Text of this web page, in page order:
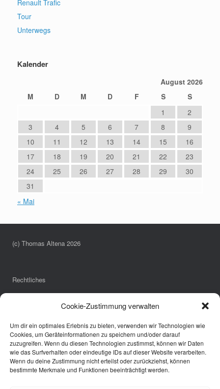
Cookie-Zustimmung verwalten
Um dir ein optimales Erlebnis zu bieten, verwenden wir Technologien wie
Cookies, um Geräteinformationen zu speichern und/oder darauf
zuzugreifen. Wenn du diesen Technologien zustimmst, können wir Daten
wie das Surfverhalten oder eindeutige IDs auf dieser Website verarbeiten.
Wenn du deine Zustimmung nicht erteilst oder zurückziehst, können
bestimmte Merkmale und Funktionen beeinträchtigt werden.
Renault Trafic
Tour
Unterwegs
Kalender
August 2026
M
D M D F S
S
1
2
3
4 5 6 7 8
9
10
11 12 13 14 15
16
17
18 19 20 21 22
23
24
25 26 27 28 29
30
31
« Mai
(c) Thomas Altena 2026
Rechtliches
Datenschutzerklärung
Links
Annette Pöpping